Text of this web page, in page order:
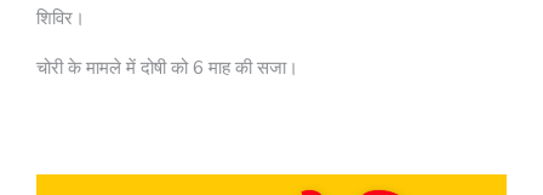
शिविर।
चोरी के मामले में दोषी को 6 माह की सजा।